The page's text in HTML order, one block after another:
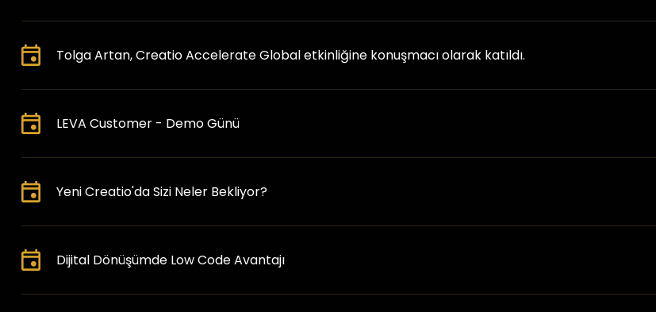
Tolga Artan, Creatio Accelerate Global etkinliğine konuşmacı olarak katıldı.
LEVA Customer - Demo Günü
Yeni Creatio'da Sizi Neler Bekliyor?
Dijital Dönüşümde Low Code Avantajı